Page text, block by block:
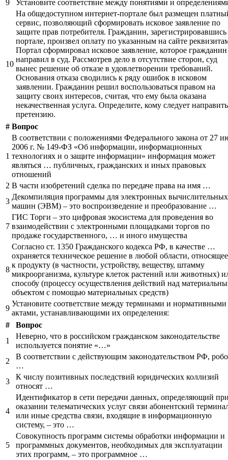
9 Установите соответствие между понятиями и
10
На общедоступном интернет-портале был размещен
сервис, позволяющий сформировать исковое заявление по
защите прав потребителя. Гражданин, зарегистрировавшись
портале, произвел оплату по указанным на сайте
Портал сформировал исковое заявление, которое гражданин
направил в суд. Рассмотрев дело в отсутствие сторон, суд
вынес решение об отказе в удовлетворении требований.
Основания отказа сводились к ряду ошибок в исковом
заявлении. Гражданин решил воспользоваться правом на
защиту своих интересов, считая, что ему была оказана
некачественная услуга. Определите, кому следует направить
претензию.
# Вопрос
1
В соответствии с положениями Федерального закона от 27
2006 г. № 149-ФЗ «Об информации, информационных
технологиях и о защите информации» информация может
являться … публичных, гражданских и иных правовых
отношений
2 В части изобретений сделка по передаче права на имя …
3
Декомпиляция программы для электронных вычислительных
машин (ЭВМ) – это воспроизведение и преобразование …
7
ГИС Торги – это цифровая экосистема для проведения во
взаимодействии с электронными площадками торгов по
продаже государственного, … и иного имущества
8
Согласно ст. 1350 Гражданского кодекса РФ, в качестве …
охраняется техническое решение в любой области,
к продукту (в частности, устройству, веществу, штамму
микроорганизма, культуре клеток растений или животных)
способу (процессу осуществления действий над
объектом с помощью материальных средств)
9
Установите соответствие между терминами и нормативными
актами, устанавливающими их определения:
#
Вопрос
1
Неверно, что в российском гражданском законодательстве
используется понятие «…»
2
В соответствии с действующим законодательством РФ,
…
3
К числу позитивных последствий юридических коллизий
относят …
4
Идентификатор в сети передачи данных, определяющий
оказании телематических услуг связи абонентский
или иные средства связи, входящие в информационную
систему, – это …
5
Совокупность программ системы обработки информации и
программных документов, необходимых для эксплуатации
этих программ, – это программное …